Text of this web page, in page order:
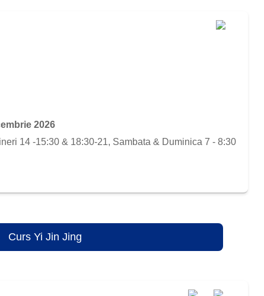
2026
14 -15:30 & 18:30-21, Sambata & Duminica 7 - 8:30
Curs Yi Jin Jing